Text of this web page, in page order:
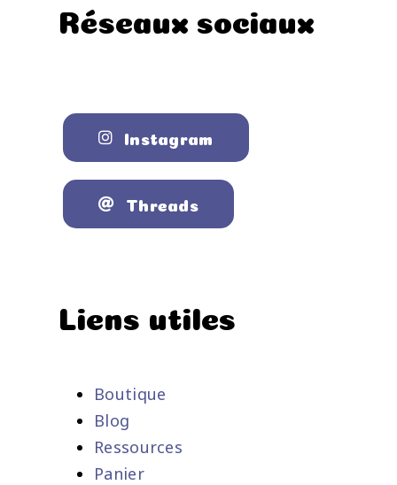
Réseaux sociaux
Instagram
Threads
Liens utiles
Boutique
Blog
Ressources
Panier